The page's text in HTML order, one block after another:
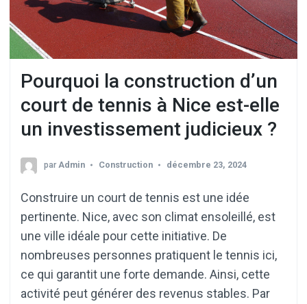
Pourquoi la construction d’un
court de tennis à Nice est-elle
un investissement judicieux ?
par Admin Construction décembre 23, 2024
Construire un court de tennis est une idée
pertinente. Nice, avec son climat ensoleillé, est
une ville idéale pour cette initiative. De
nombreuses personnes pratiquent le tennis ici,
ce qui garantit une forte demande. Ainsi, cette
activité peut générer des revenus stables. Par